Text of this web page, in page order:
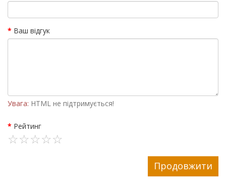
Ваш відгук
Увага: HTML не підтримується!
Рейтинг
Продовжити